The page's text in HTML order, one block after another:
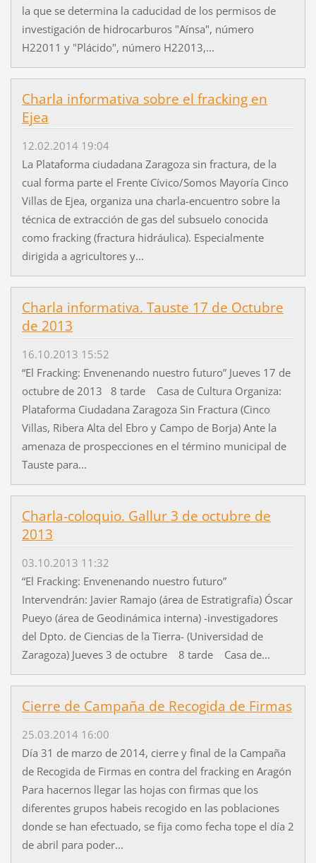
la que se determina la caducidad de los permisos de
investigación de hidrocarburos "Aínsa", número
H22011 y "Plácido", número H22013,...
Charla informativa sobre el fracking en
Ejea
12.02.2014 19:04
La Plataforma ciudadana Zaragoza sin fractura, de la
cual forma parte el Frente Cívico/Somos Mayoría Cinco
Villas de Ejea, organiza una charla-encuentro sobre la
técnica de extracción de gas del subsuelo conocida
como fracking (fractura hidráulica). Especialmente
dirigida a agricultores y...
Charla informativa. Tauste 17 de Octubre
de 2013
16.10.2013 15:52
“El Fracking: Envenenando nuestro futuro” Jueves 17 de
octubre de 2013 8 tarde Casa de Cultura Organiza:
Plataforma Ciudadana Zaragoza Sin Fractura (Cinco
Villas, Ribera Alta del Ebro y Campo de Borja) Ante la
amenaza de prospecciones en el término municipal de
Tauste para...
Charla-coloquio. Gallur 3 de octubre de
2013
03.10.2013 11:32
“El Fracking: Envenenando nuestro futuro”
Intervendrán: Javier Ramajo (área de Estratigrafía) Óscar
Pueyo (área de Geodinámica interna) -investigadores
del Dpto. de Ciencias de la Tierra- (Universidad de
Zaragoza) Jueves 3 de octubre 8 tarde Casa de...
Cierre de Campaña de Recogida de Firmas
25.03.2014 16:00
Día 31 de marzo de 2014, cierre y final de la Campaña
de Recogida de Firmas en contra del fracking en Aragón
Para hacernos llegar las hojas con firmas que los
diferentes grupos habeis recogido en las poblaciones
donde se han efectuado, se fija como fecha tope el día 2
de abril para poder...